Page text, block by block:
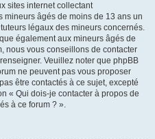
sites internet collectant
âgés de moins de 13 ans un
légaux des mineurs concernés.
également aux mineurs âgés de
nous vous conseillons de contacter
Veuillez noter que phpBB
ne peuvent pas vous proposer
être contactés à ce sujet, excepté
« Qui dois-je contacter à propos de
à ce forum ? ».